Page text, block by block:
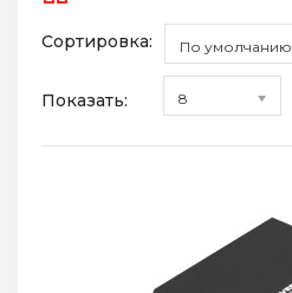
Сортировка: По умолчанию
Показать: 8